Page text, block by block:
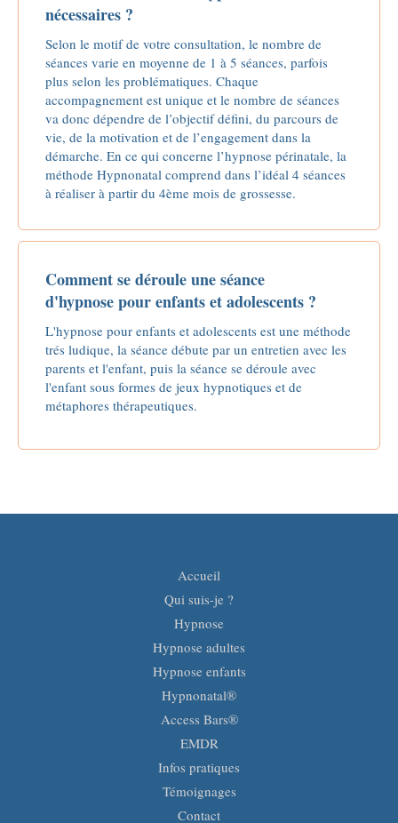
nécessaires ?
Selon le motif de votre consultation, le nombre de
séances varie en moyenne de 1 à 5 séances, parfois
plus selon les problématiques. Chaque
accompagnement est unique et le nombre de séances
va donc dépendre de l’objectif défini, du parcours de
vie, de la motivation et de l’engagement dans la
démarche. En ce qui concerne l’hypnose périnatale, la
méthode Hypnonatal comprend dans l’idéal 4 séances
à réaliser à partir du 4ème mois de grossesse.
Comment se déroule une séance
d'hypnose pour enfants et adolescents ?
L'hypnose pour enfants et adolescents est une méthode
trés ludique, la séance débute par un entretien avec les
parents et l'enfant, puis la séance se déroule avec
l'enfant sous formes de jeux hypnotiques et de
métaphores thérapeutiques.
Accueil
Qui suis-je ?
Hypnose
Hypnose adultes
Hypnose enfants
Hypnonatal®
Access Bars®
EMDR
Infos pratiques
Témoignages
Contact